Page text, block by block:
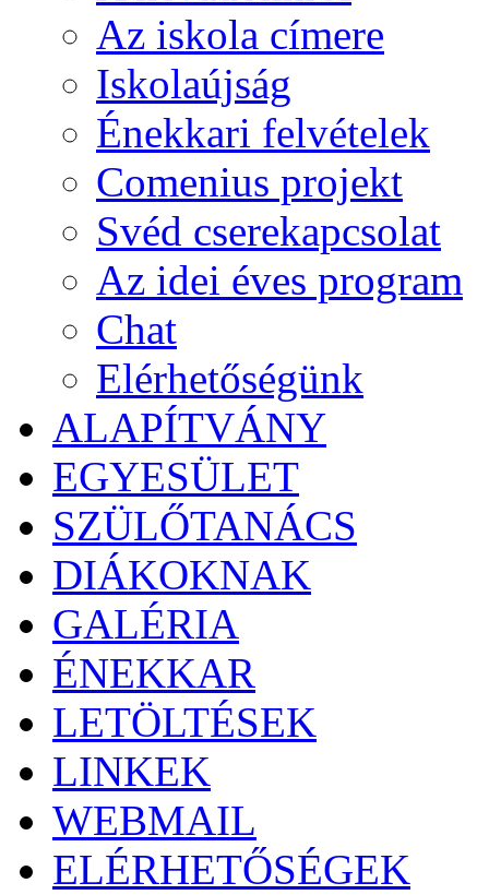
Az iskola címere
Iskolaújság
Énekkari felvételek
Comenius projekt
Svéd cserekapcsolat
Az idei éves program
Chat
Elérhetőségünk
ALAPÍTVÁNY
EGYESÜLET
SZÜLŐTANÁCS
DIÁKOKNAK
GALÉRIA
ÉNEKKAR
LETÖLTÉSEK
LINKEK
WEBMAIL
ELÉRHETŐSÉGEK